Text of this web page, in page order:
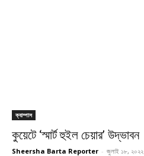
ক্যাম্পাস
কুয়েটে ‘স্মার্ট হুইল চেয়ার’ উদ্ভাবন
Sheersha Barta Reporter - জুলাই ১৮, ২০২২